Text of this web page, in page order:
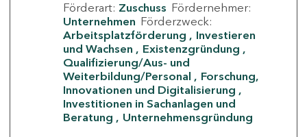
Förderart: Zuschuss Fördernehmer:
Unternehmen Förderzweck:
Arbeitsplatzförderung
Investieren
und Wachsen
Existenzgründung
Qualifizierung/Aus- und
Weiterbildung/Personal
Forschung,
Innovationen und Digitalisierung
Investitionen in Sachanlagen und
Beratung
Unternehmensgründung